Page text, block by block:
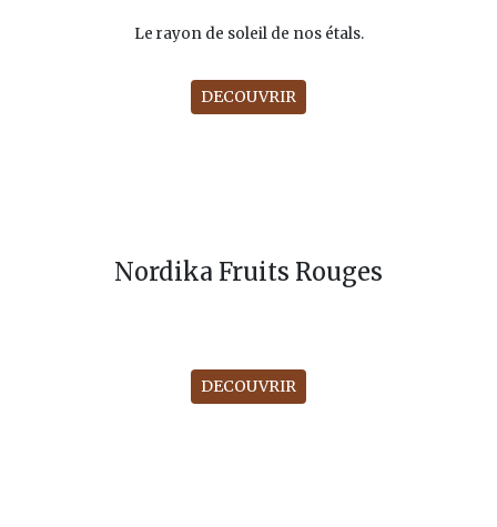
Le rayon de soleil de nos étals.
DECOUVRIR
Nordika Fruits Rouges
DECOUVRIR